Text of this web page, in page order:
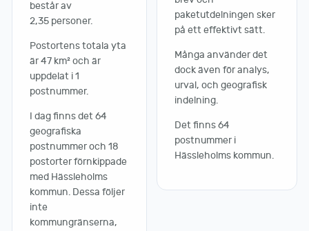
består av
2,35 personer.
Postortens totala yta
är 47 km² och är
uppdelat i 1
postnummer.
I dag finns det 64
geografiska
postnummer och 18
postorter förnkippade
med Hässleholms
kommun. Dessa följer
inte
kommungränserna,
paketutdelningen sker
på ett effektivt sätt.
Många använder det
dock även för analys,
urval, och geografisk
indelning.
Det finns 64
postnummer i
Hässleholms kommun.